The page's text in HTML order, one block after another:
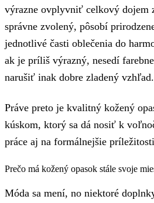
výrazne ovplyvniť celkový dojem
správne zvolený, pôsobí
jednotlivé časti oblečenia do
ak je príliš výrazný, nesedí
narušiť inak dobre zladený vzhľad.
Práve preto je kvalitný kožený
kúskom, ktorý sa dá nosiť k
práce aj na formálnejšie
Prečo má kožený opasok stále svoje
Móda sa mení, no niektoré